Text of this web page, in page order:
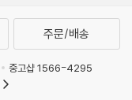
주문/배송
중고샵 1566-4295